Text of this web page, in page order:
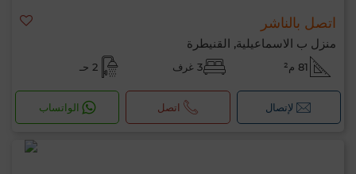
اتصل بالناشر
منزل ب الاسماعيلية, القنيطرة
81 م² 3 غرف 2 حـ
لإتصال اتصل الواتساب